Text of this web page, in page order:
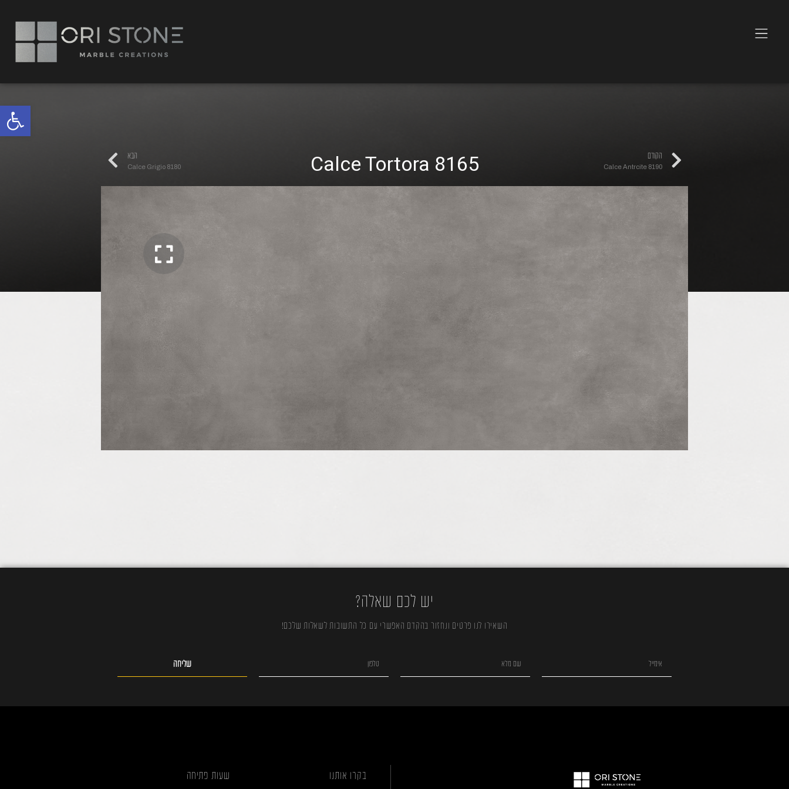
הקודם
Calce Antrcite 8190
הבא
Calce Grigio 8180 Calce Tortora 8165
יש לכם שאלה?
השאירו לנו פרטים ונחזור בהקדם האפשרי עם כל התשובות לשאלות שלכם!
שליחה
בקרו אותנו שעות פתיחה